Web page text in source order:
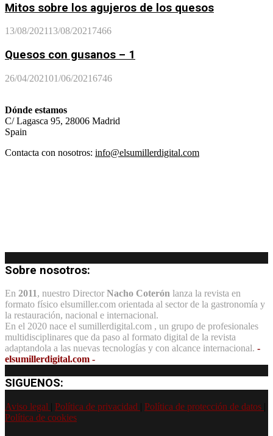
Mitos sobre los agujeros de los quesos
13/08/202113/08/20217466
Quesos con gusanos – 1
26/04/202101/06/20216746
Dónde estamos
C/ Lagasca 95, 28006 Madrid
Spain
Contacta con nosotros: info@elsumillerdigital.com
Sobre nosotros:
En 2011, nuestro Director Nacho Coterón lanza la revista en
formato físico elsumiller.com orientada al sector de la gastronomía y
la restauración, nacional e internacional.
En el 2020 nace el sumillerdigital.com , un grupo de profesionales
multidisciplinares que da paso al formato digital de la revista
adaptandola a las nuevas tecnologías y con alcance internacional. -
elsumillerdigital.com -
SIGUENOS:
Aviso legal Política de privacidad Política de protección de datos
Política de cookies